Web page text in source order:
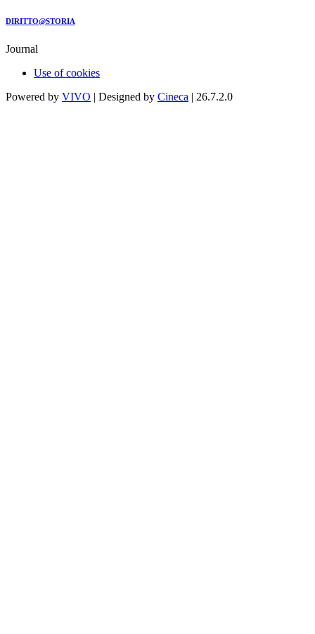
DIRITTO@STORIA
Journal
Use of cookies
Powered by VIVO | Designed by Cineca | 26.7.2.0